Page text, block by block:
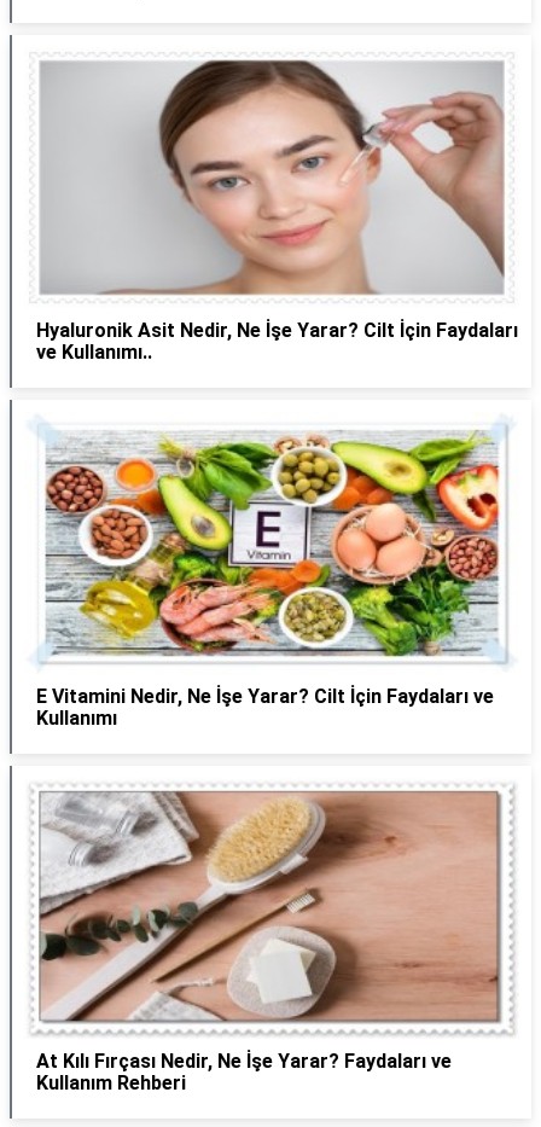
Hyaluronik Asit Nedir, Ne İşe Yarar? Cilt İçin Faydaları
ve Kullanımı..
E Vitamini Nedir, Ne İşe Yarar? Cilt İçin Faydaları ve
Kullanımı
At Kılı Fırçası Nedir, Ne İşe Yarar? Faydaları ve
Kullanım Rehberi